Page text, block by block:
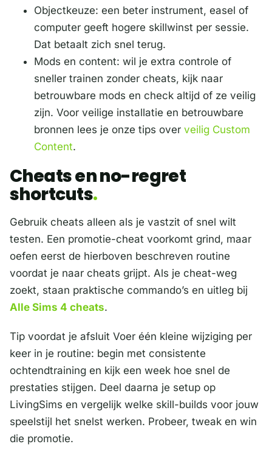
Objectkeuze: een beter instrument, easel of
computer geeft hogere skillwinst per sessie.
Dat betaalt zich snel terug.
Mods en content: wil je extra controle of
sneller trainen zonder cheats, kijk naar
betrouwbare mods en check altijd of ze veilig
zijn. Voor veilige installatie en betrouwbare
bronnen lees je onze tips over veilig Custom
Content.
Cheats en no-regret
shortcuts
Gebruik cheats alleen als je vastzit of snel wilt
testen. Een promotie-cheat voorkomt grind, maar
oefen eerst de hierboven beschreven routine
voordat je naar cheats grijpt. Als je cheat-weg
zoekt, staan praktische commando’s en uitleg bij
Alle Sims 4 cheats.
Tip voordat je afsluit Voer één kleine wijziging per
keer in je routine: begin met consistente
ochtendtraining en kijk een week hoe snel de
prestaties stijgen. Deel daarna je setup op
LivingSims en vergelijk welke skill-builds voor jouw
speelstijl het snelst werken. Probeer, tweak en win
die promotie.